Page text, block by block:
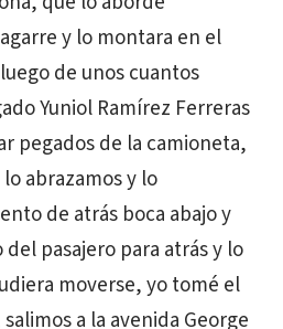
y lo montara en el
de unos cuantos
Yuniol Ramírez Ferreras
pegados de la camioneta,
abrazamos y lo
de atrás boca abajo y
pasajero para atrás y lo
moverse, yo tomé el
a la avenida George